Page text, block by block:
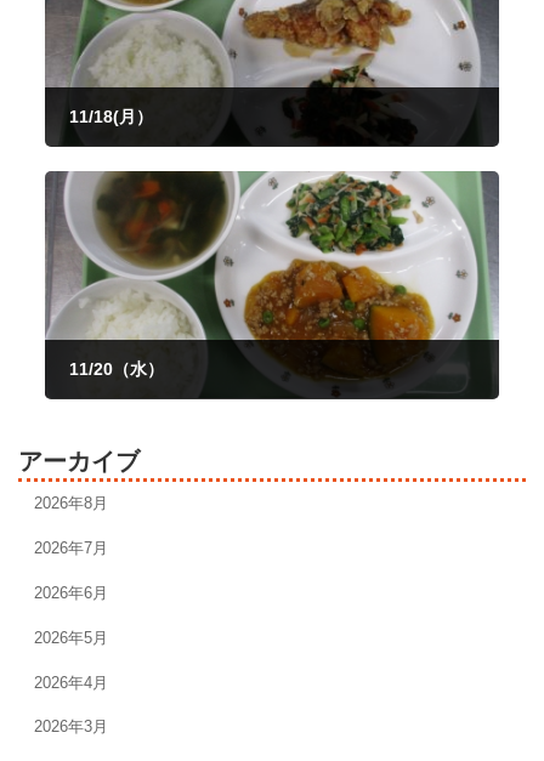
11/18(月）
11/20（水）
アーカイブ
2026年8月
2026年7月
2026年6月
2026年5月
2026年4月
2026年3月